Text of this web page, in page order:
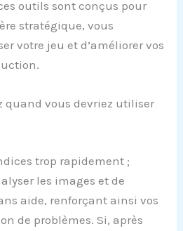
outils sont conçus pour
stratégique, vous
votre jeu et d’améliorer vos
quand vous devriez utiliser
trop rapidement ;
les images et de
aide, renforçant ainsi vos
de problèmes. Si, après